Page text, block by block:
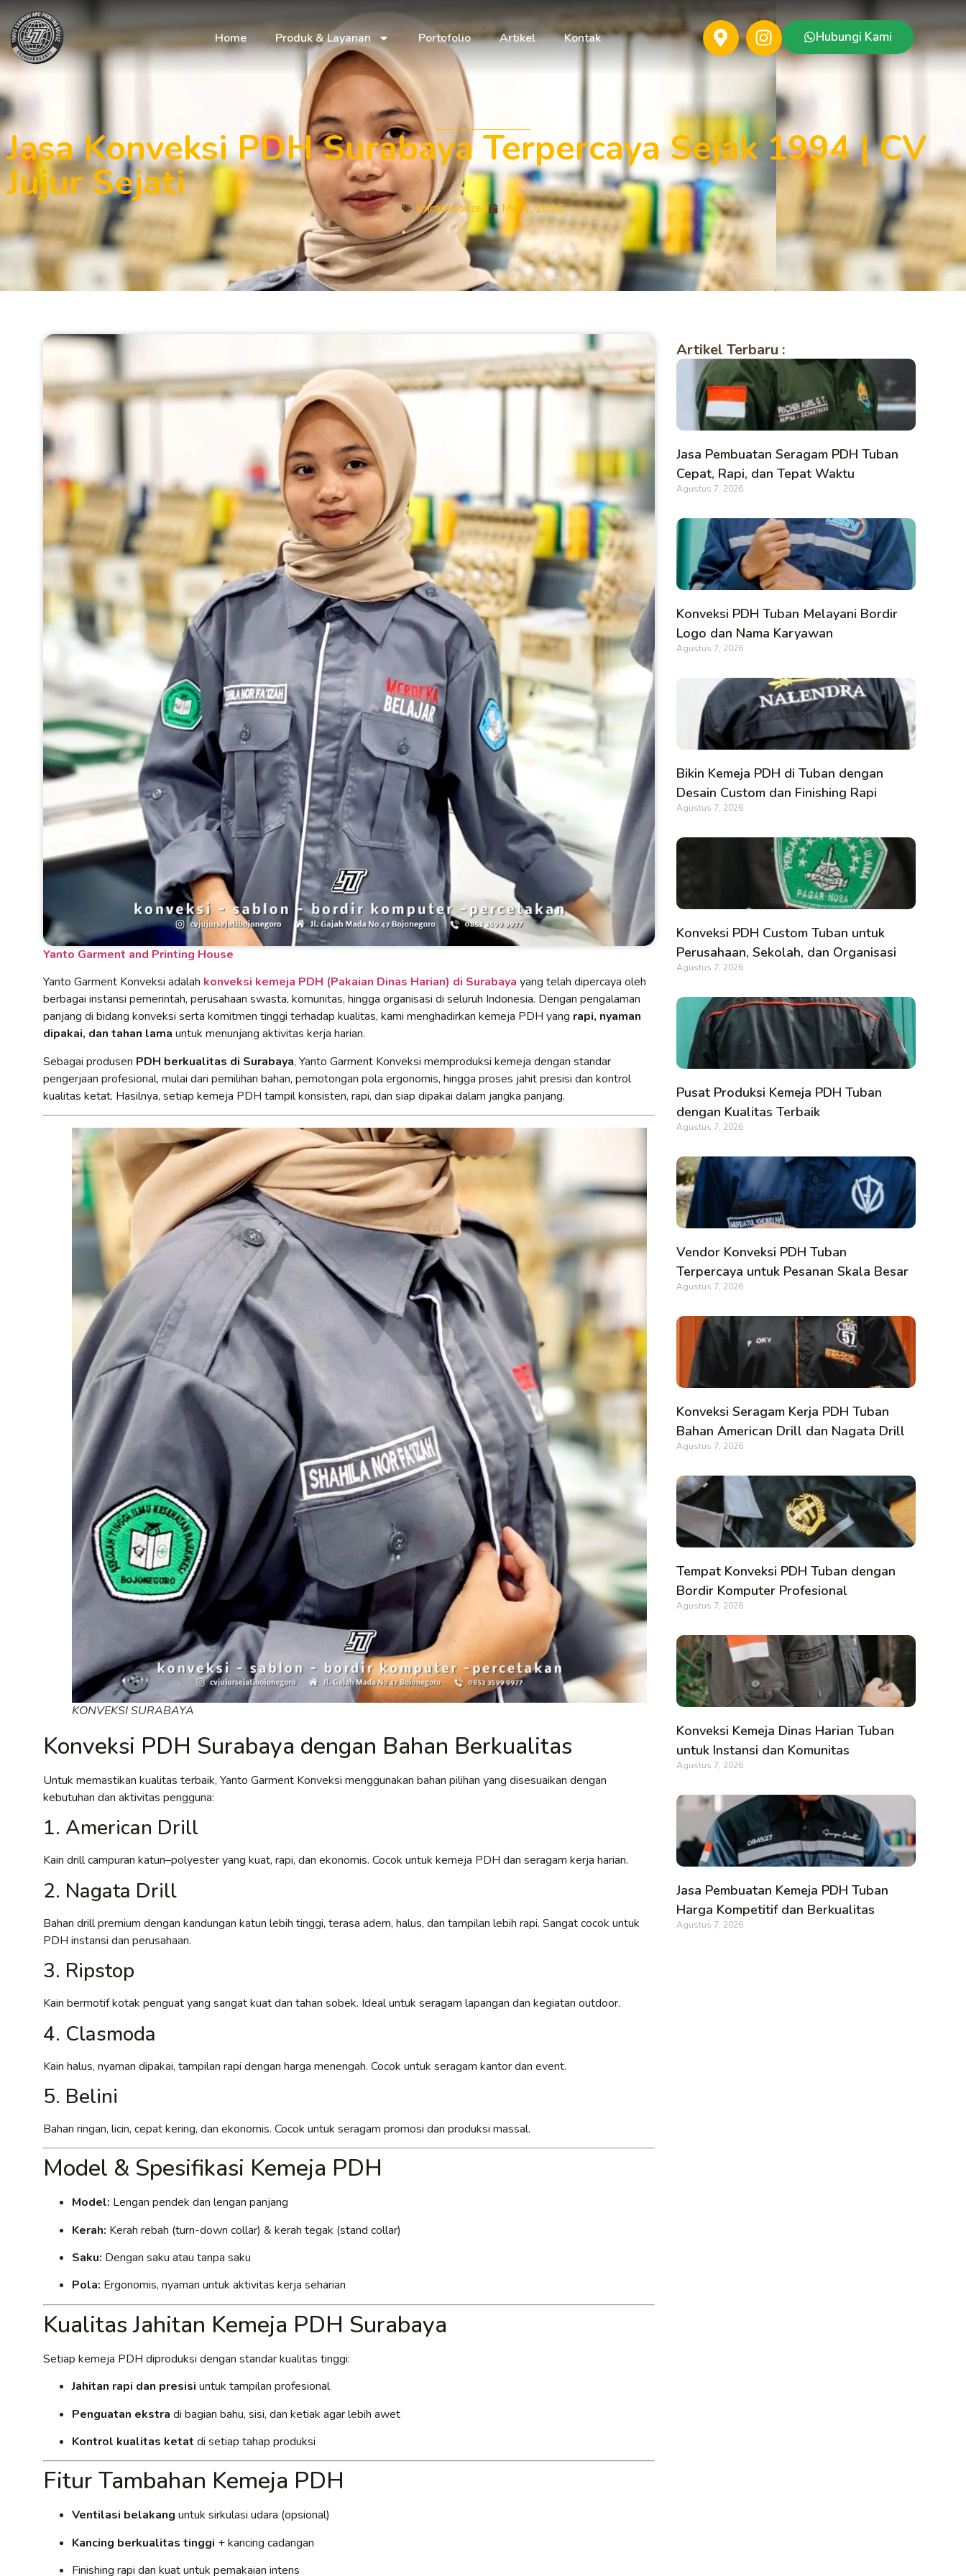
Home Produk & Layanan Portofolio Artikel Kontak Hubungi Kami
Jasa Konveksi PDH Surabaya Terpercaya Sejak 1994 | CV
Jujur Sejati
Uncategorized Mei 1, 2026
Yanto Garment and Printing House
Yanto Garment Konveksi adalah konveksi kemeja PDH (Pakaian Dinas Harian) di Surabaya yang telah dipercaya oleh
berbagai instansi pemerintah, perusahaan swasta, komunitas, hingga organisasi di seluruh Indonesia. Dengan pengalaman
panjang di bidang konveksi serta komitmen tinggi terhadap kualitas, kami menghadirkan kemeja PDH yang rapi, nyaman
dipakai, dan tahan lama untuk menunjang aktivitas kerja harian.
Sebagai produsen PDH berkualitas di Surabaya, Yanto Garment Konveksi memproduksi kemeja dengan standar
pengerjaan profesional, mulai dari pemilihan bahan, pemotongan pola ergonomis, hingga proses jahit presisi dan kontrol
kualitas ketat. Hasilnya, setiap kemeja PDH tampil konsisten, rapi, dan siap dipakai dalam jangka panjang.
KONVEKSI SURABAYA
Konveksi PDH Surabaya dengan Bahan Berkualitas
Untuk memastikan kualitas terbaik, Yanto Garment Konveksi menggunakan bahan pilihan yang disesuaikan dengan
kebutuhan dan aktivitas pengguna:
1. American Drill
Kain drill campuran katun–polyester yang kuat, rapi, dan ekonomis. Cocok untuk kemeja PDH dan seragam kerja harian.
2. Nagata Drill
Bahan drill premium dengan kandungan katun lebih tinggi, terasa adem, halus, dan tampilan lebih rapi. Sangat cocok untuk
PDH instansi dan perusahaan.
3. Ripstop
Kain bermotif kotak penguat yang sangat kuat dan tahan sobek. Ideal untuk seragam lapangan dan kegiatan outdoor.
4. Clasmoda
Kain halus, nyaman dipakai, tampilan rapi dengan harga menengah. Cocok untuk seragam kantor dan event.
5. Belini
Bahan ringan, licin, cepat kering, dan ekonomis. Cocok untuk seragam promosi dan produksi massal.
Model & Spesifikasi Kemeja PDH
Model: Lengan pendek dan lengan panjang
Kerah: Kerah rebah (turn-down collar) & kerah tegak (stand collar)
Saku: Dengan saku atau tanpa saku
Pola: Ergonomis, nyaman untuk aktivitas kerja seharian
Kualitas Jahitan Kemeja PDH Surabaya
Setiap kemeja PDH diproduksi dengan standar kualitas tinggi:
Jahitan rapi dan presisi untuk tampilan profesional
Penguatan ekstra di bagian bahu, sisi, dan ketiak agar lebih awet
Kontrol kualitas ketat di setiap tahap produksi
Fitur Tambahan Kemeja PDH
Ventilasi belakang untuk sirkulasi udara (opsional)
Kancing berkualitas tinggi + kancing cadangan
Finishing rapi dan kuat untuk pemakaian intens
Artikel Terbaru :
Jasa Pembuatan Seragam PDH Tuban
Cepat, Rapi, dan Tepat Waktu
Agustus 7, 2026
Konveksi PDH Tuban Melayani Bordir
Logo dan Nama Karyawan
Agustus 7, 2026
Bikin Kemeja PDH di Tuban dengan
Desain Custom dan Finishing Rapi
Agustus 7, 2026
Konveksi PDH Custom Tuban untuk
Perusahaan, Sekolah, dan Organisasi
Agustus 7, 2026
Pusat Produksi Kemeja PDH Tuban
dengan Kualitas Terbaik
Agustus 7, 2026
Vendor Konveksi PDH Tuban
Terpercaya untuk Pesanan Skala Besar
Agustus 7, 2026
Konveksi Seragam Kerja PDH Tuban
Bahan American Drill dan Nagata Drill
Agustus 7, 2026
Tempat Konveksi PDH Tuban dengan
Bordir Komputer Profesional
Agustus 7, 2026
Konveksi Kemeja Dinas Harian Tuban
untuk Instansi dan Komunitas
Agustus 7, 2026
Jasa Pembuatan Kemeja PDH Tuban
Harga Kompetitif dan Berkualitas
Agustus 7, 2026